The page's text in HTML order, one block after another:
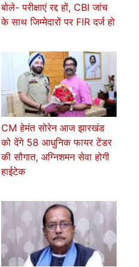
बोले- परीक्षाएं रद्द हों, CBI जांच
के साथ जिम्मेदारों पर FIR दर्ज हो
CM हेमंत सोरेन आज झारखंड
को देंगे 58 आधुनिक फायर टेंडर
की सौगात, अग्निशमन सेवा होगी
हाईटेक